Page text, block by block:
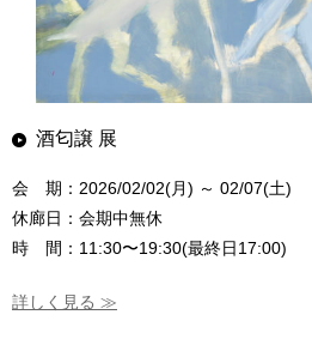
酒匂譲 展
会 期：2026/02/02(月) ～ 02/07(土)
休廊日：会期中無休
時 間：11:30〜19:30(最終日17:00)
詳しく見る ≫